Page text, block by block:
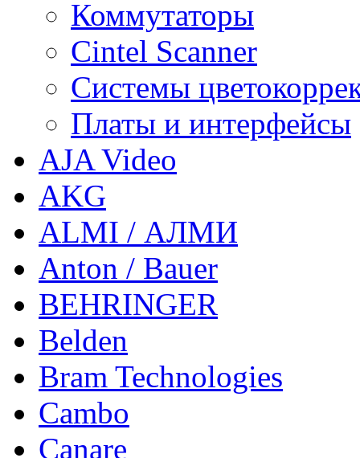
Коммутаторы
Cintel Scanner
Системы
Платы и интерфейсы
AJA Video
AKG
ALMI / АЛМИ
Anton / Bauer
BEHRINGER
Belden
Bram Technologies
Cambo
Canare